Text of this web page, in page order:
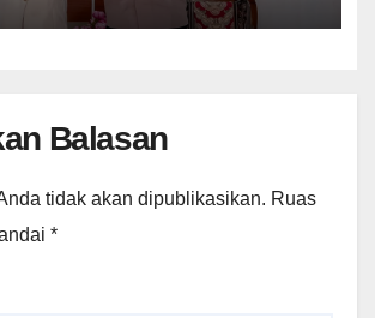
Balasan
tidak akan dipublikasikan. Ruas
*